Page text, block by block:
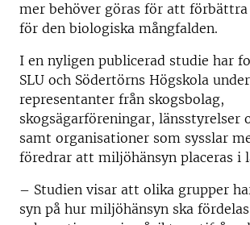
mer behöver göras för att
för den biologiska mångfalden.
I en nyligen publicerad studie har
SLU och Södertörns Högskola
representanter från skogsbolag,
skogsägarföreningar, länsstyrelser
samt organisationer som sysslar
föredrar att miljöhänsyn placeras i
– Studien visar att olika grupper
syn på hur miljöhänsyn ska